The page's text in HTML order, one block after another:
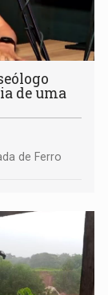
de uma
de Ferro